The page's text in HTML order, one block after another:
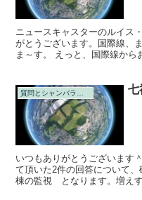
ニュースキャスターのルイス
がとうございます。国際線、
ま～す。 えっと、国際線から
で・・あ！外宇宙から来られ
七
いつもありがとうございます
て頂いた2件の回答について
棟の監視 となります。増え
めに監視しています。場所